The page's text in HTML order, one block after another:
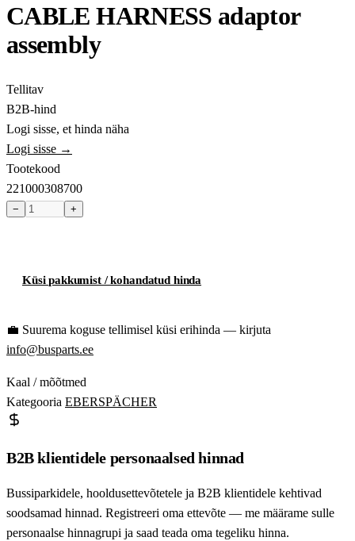
CABLE HARNESS adaptor
assembly
Tellitav
B2B-hind
Logi sisse, et hinda näha
Logi sisse →
Tootekood
221000308700
− +
Küsi pakkumist / kohandatud hinda
💼 Suurema koguse tellimisel küsi erihinda — kirjuta
info@busparts.ee
Kaal / mõõtmed
Kategooria EBERSPÄCHER
B2B klientidele personaalsed hinnad
Bussiparkidele, hooldusettevõtetele ja B2B klientidele kehtivad
soodsamad hinnad. Registreeri oma ettevõte — me määrame sulle
personaalse hinnagrupi ja saad teada oma tegeliku hinna.